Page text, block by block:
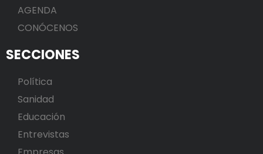
AGENDA
CONÓCENOS
SECCIONES
Política
Sanidad
Educación
Entrevistas